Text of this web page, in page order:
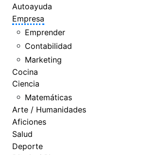
Autoayuda
Empresa
Emprender
Contabilidad
Marketing
Cocina
Ciencia
Matemáticas
Arte / Humanidades
Aficiones
Salud
Deporte